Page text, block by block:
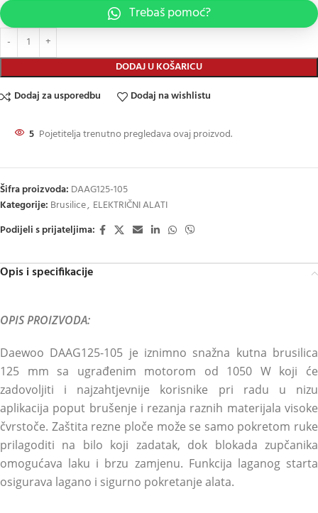
DODAJ U KOŠARICU
Trebaš pomoć?
Dodaj za usporedbu Dodaj na wishlistu
5 Pojetitelja trenutno pregledava ovaj proizvod.
Šifra proizvoda: DAAG125-105
Kategorije: Brusilice, ELEKTRIČNI ALATI
Podijeli s prijateljima:
Opis i specifikacije
OPIS PROIZVODA:
Daewoo DAAG125-105 je iznimno snažna kutna brusilica
125 mm sa ugrađenim motorom od 1050 W koji će
zadovoljiti i najzahtjevnije korisnike pri radu u nizu
aplikacija poput brušenje i rezanja raznih materijala visoke
čvrstoče. Zaštita rezne ploče može se samo pokretom ruke
prilagoditi na bilo koji zadatak, dok blokada zupčanika
omogućava laku i brzu zamjenu. Funkcija laganog starta
osigurava lagano i sigurno pokretanje alata.